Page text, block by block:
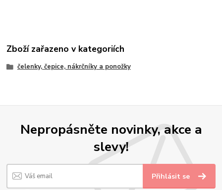
Zboží zařazeno v kategoriích
čelenky, čepice, nákrčníky a ponožky
Nepropásněte novinky, akce a
slevy!
Přihlásit se